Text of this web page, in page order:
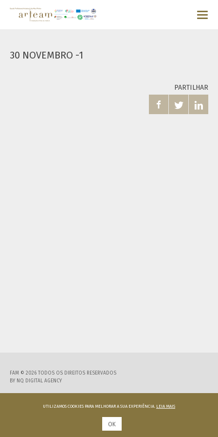
30 NOVEMBRO -1
PARTILHAR
  
FAM © 2026 TODOS OS DIREITOS RESERVADOS
BY NQ DIGITAL AGENCY
UTILIZAMOS COOKIES PARA MELHORAR A SUA EXPERIÊNCIA. LEIA MAIS
OK